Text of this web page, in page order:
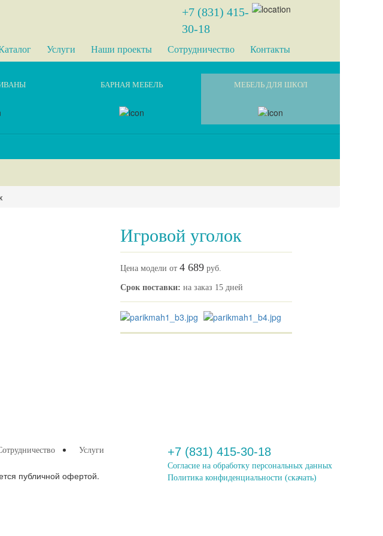
+7 (831) 415-
30-18
Услуги Наши проекты Сотрудничество Контакты
БАРНАЯ МЕБЕЛЬ МЕБЕЛЬ ДЛЯ ШКОЛ
Игровой уголок
Цена модели от 4 689 руб.
Срок поставки: на заказ 15 дней
Услуги
публичной офертой.
+7 (831) 415-30-18
Согласие на обработку персональных данных
Политика конфиденциальности (скачать)